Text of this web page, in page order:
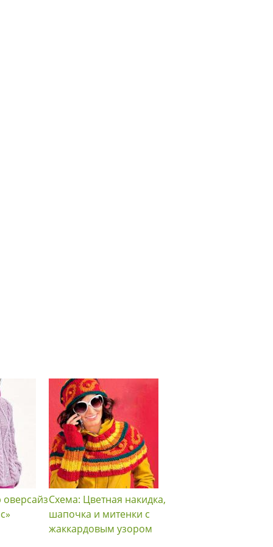
Схема: Цветная накидка,
шапочка и митенки с
жаккардовым узором